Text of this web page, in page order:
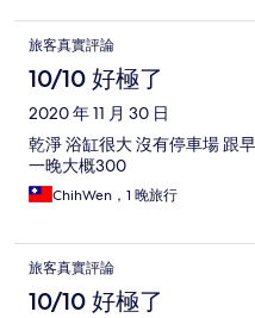
旅客真實評論
10/10 好極了
2020 年 11 月 30 日
乾淨 浴缸很大 沒有停車場 跟
一晚大概300
ChihWen，1 晚旅行
旅客真實評論
10/10 好極了